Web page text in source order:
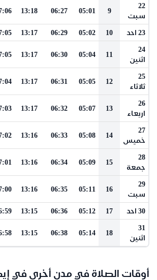
22
سبت
9
05:01
06:27
13:18
23 احد 10
05:02
06:29
13:17
24
اثنين
11
05:04
06:30
13:17
25
ثلاثاء
12
05:05
06:31
13:17
26
اربعاء
13
05:07
06:32
13:17
27
خميس
14
05:08
06:33
13:16
28
جمعة
15
05:09
06:34
13:16
29
سبت
16
05:11
06:35
13:16
30 احد 17
05:12
06:36
13:15
31
اثنين
18
05:14
06:38
13:15
أوقات الصلاة في مدن أخرى في